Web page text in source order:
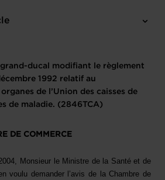
ducal modifiant le règlement
1992 relatif au
de l’Union des caisses de
de maladie. (2846TCA)
DE COMMERCE
Monsieur le Ministre de la Santé et de
voulu demander l’avis de la Chambre de